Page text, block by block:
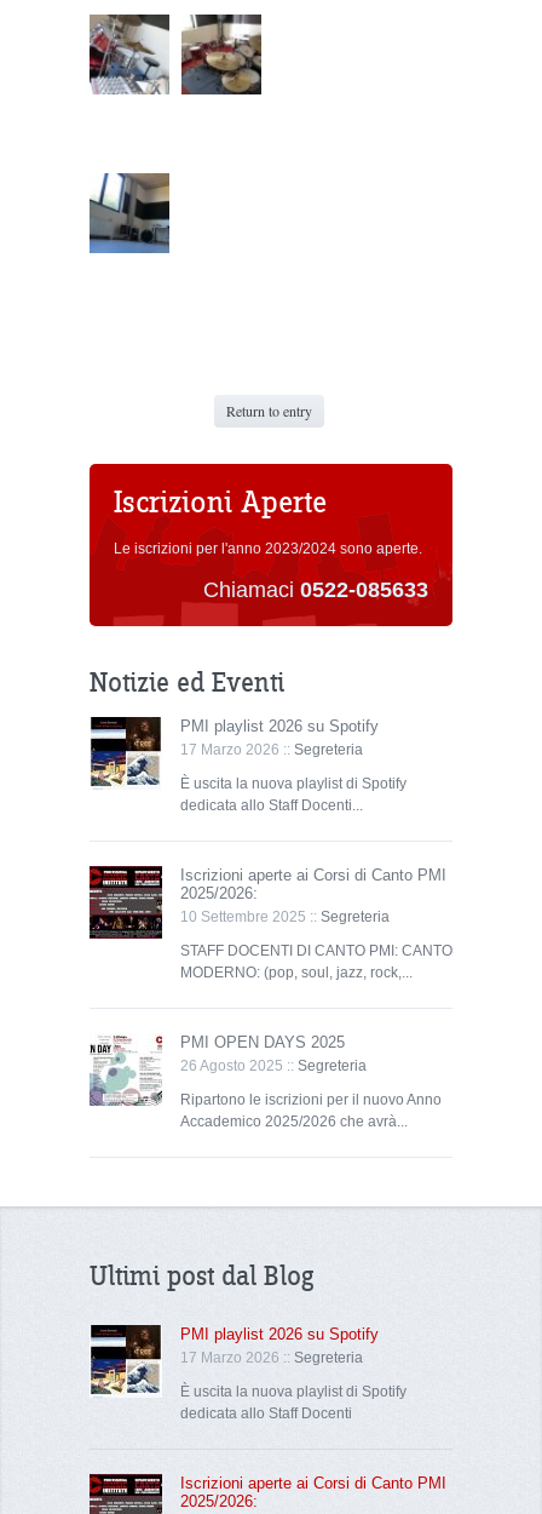
Return to entry
Iscrizioni Aperte
Le iscrizioni per l'anno 2023/2024 sono aperte.
Chiamaci 0522-085633
Notizie ed Eventi
PMI playlist 2026 su Spotify
17 Marzo 2026 :: Segreteria
È uscita la nuova playlist di Spotify
dedicata allo Staff Docenti...
Iscrizioni aperte ai Corsi di Canto PMI
2025/2026:
10 Settembre 2025 :: Segreteria
STAFF DOCENTI DI CANTO PMI: CANTO
MODERNO: (pop, soul, jazz, rock,...
PMI OPEN DAYS 2025
26 Agosto 2025 :: Segreteria
Ripartono le iscrizioni per il nuovo Anno
Accademico 2025/2026 che avrà...
Ultimi post dal Blog
PMI playlist 2026 su Spotify
17 Marzo 2026 :: Segreteria
È uscita la nuova playlist di Spotify
dedicata allo Staff Docenti
Iscrizioni aperte ai Corsi di Canto PMI
2025/2026: